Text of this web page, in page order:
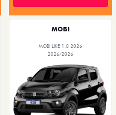
MOBI
MOBI LIKE 1.0 2026
2026/2026